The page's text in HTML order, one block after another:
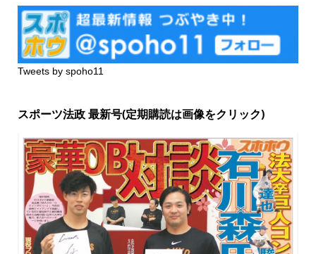
Tweets by spoho11
スポーツ法政 最新号(定期購読は画像をクリック)